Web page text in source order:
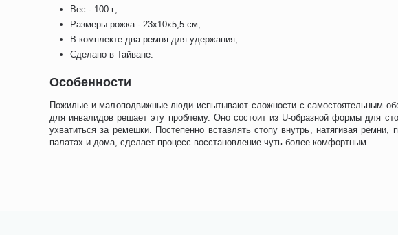
Вес - 100 г;
Размеры рожка - 23х10х5,5 см;
В комплекте два ремня для удержания;
Сделано в Тайване.
Особенности
Пожилые и малоподвижные люди испытывают сложности с самостоятельным
для инвалидов решает эту проблему. Оно состоит из U-образной формы для
ухватиться за ремешки. Постепенно вставлять стопу внутрь, натягивая
палатах и дома, сделает процесс восстановление чуть более комфортным.